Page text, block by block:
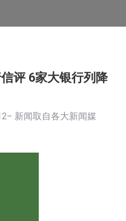
评 6家大银行列降
– 新闻取自各大新闻媒